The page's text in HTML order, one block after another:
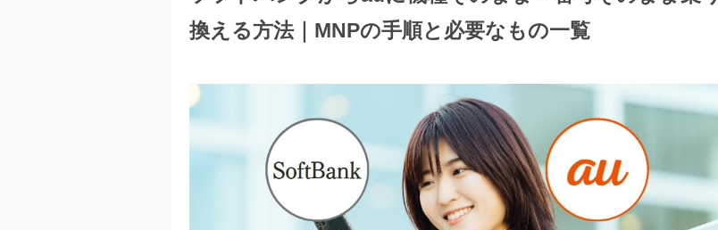
換える方法｜MNPの手順と必要なもの一覧